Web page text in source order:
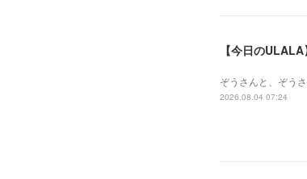
【今日の
ぞうさんと、ぞう
2026.08.04 07:24